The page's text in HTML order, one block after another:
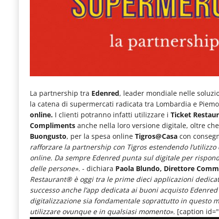
dell'alimentazione,
dei
consumi
fuoricasa,
del
Food
Service
e
tutte
La partnership tra Edenred, leader mondiale nelle
la catena di supermercati radicata tra Lombardia e
online. I clienti potranno infatti utilizzare i Ticket
Compliments anche nella loro versione digitale, oltre
Buongusto, per la spesa online Tigros@Casa con
rafforzare la partnership con Tigros estendendo
online. Da sempre Edenred punta sul digitale per
delle persone». - dichiara Paola Blundo, Direttore
Restaurant® è oggi tra le prime dieci applicazioni
successo anche l’app dedicata ai buoni acquisto
digitalizzazione sia fondamentale soprattutto in questo
utilizzare ovunque e in qualsiasi momento». [caption